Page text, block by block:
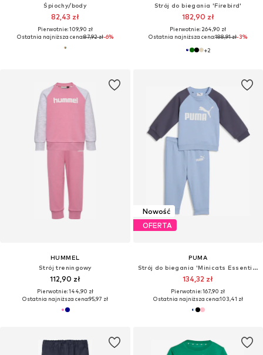
Śpiochy/body
82,43 zł
Pierwotnie: 109,90 zł
Ostatnia najniższa cena:87,92 zł-6%
Strój do biegania 'Firebird'
182,90 zł
Pierwotnie: 264,90 zł
Ostatnia najniższa cena:188,91 zł-3%
+2
HUMMEL
Strój treningowy
112,90 zł
Pierwotnie: 144,90 zł
Ostatnia najniższa cena:95,97 zł
Nowość
OFERTA
PUMA
Strój do biegania 'Minicats Essentials'
134,32 zł
Pierwotnie: 167,90 zł
Ostatnia najniższa cena:103,41 zł